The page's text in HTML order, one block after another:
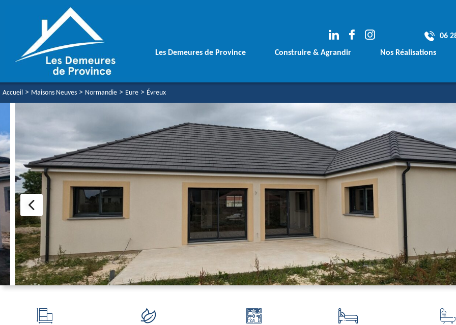
06
Les Demeures de Province
Votre Maison Autrement
Vos Garanties
Construire & Agrandir
Votre Financement
Vos plans sur mesure
Votre Agrandissement de Maison
Nos Réalisations
Les Maisons
Les Maisons
Les
Accueil > Maisons Neuves > Normandie > Eure > Évreux